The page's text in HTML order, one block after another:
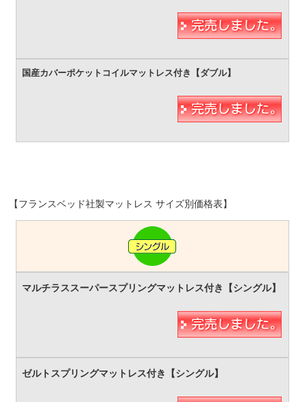
【フランスベッド社製マットレス サイズ別価格表】